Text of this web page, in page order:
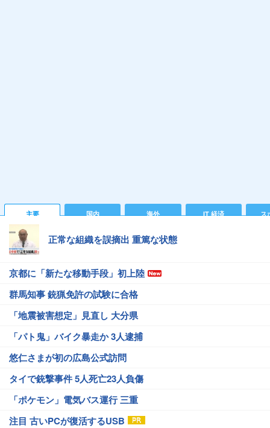
主要 国内 海外 IT 経済 ス
正常な組織を誤摘出 重篤な状態
京都に「新たな移動手段」初上陸
群馬知事 銃猟免許の試験に合格
「地震被害想定」見直し 大分県
「パト鬼」バイク暴走か 3人逮捕
悠仁さまが初の広島公式訪問
タイで銃撃事件 5人死亡23人負傷
「ポケモン」電気バス運行 三重
注目 古いPCが復活するUSB